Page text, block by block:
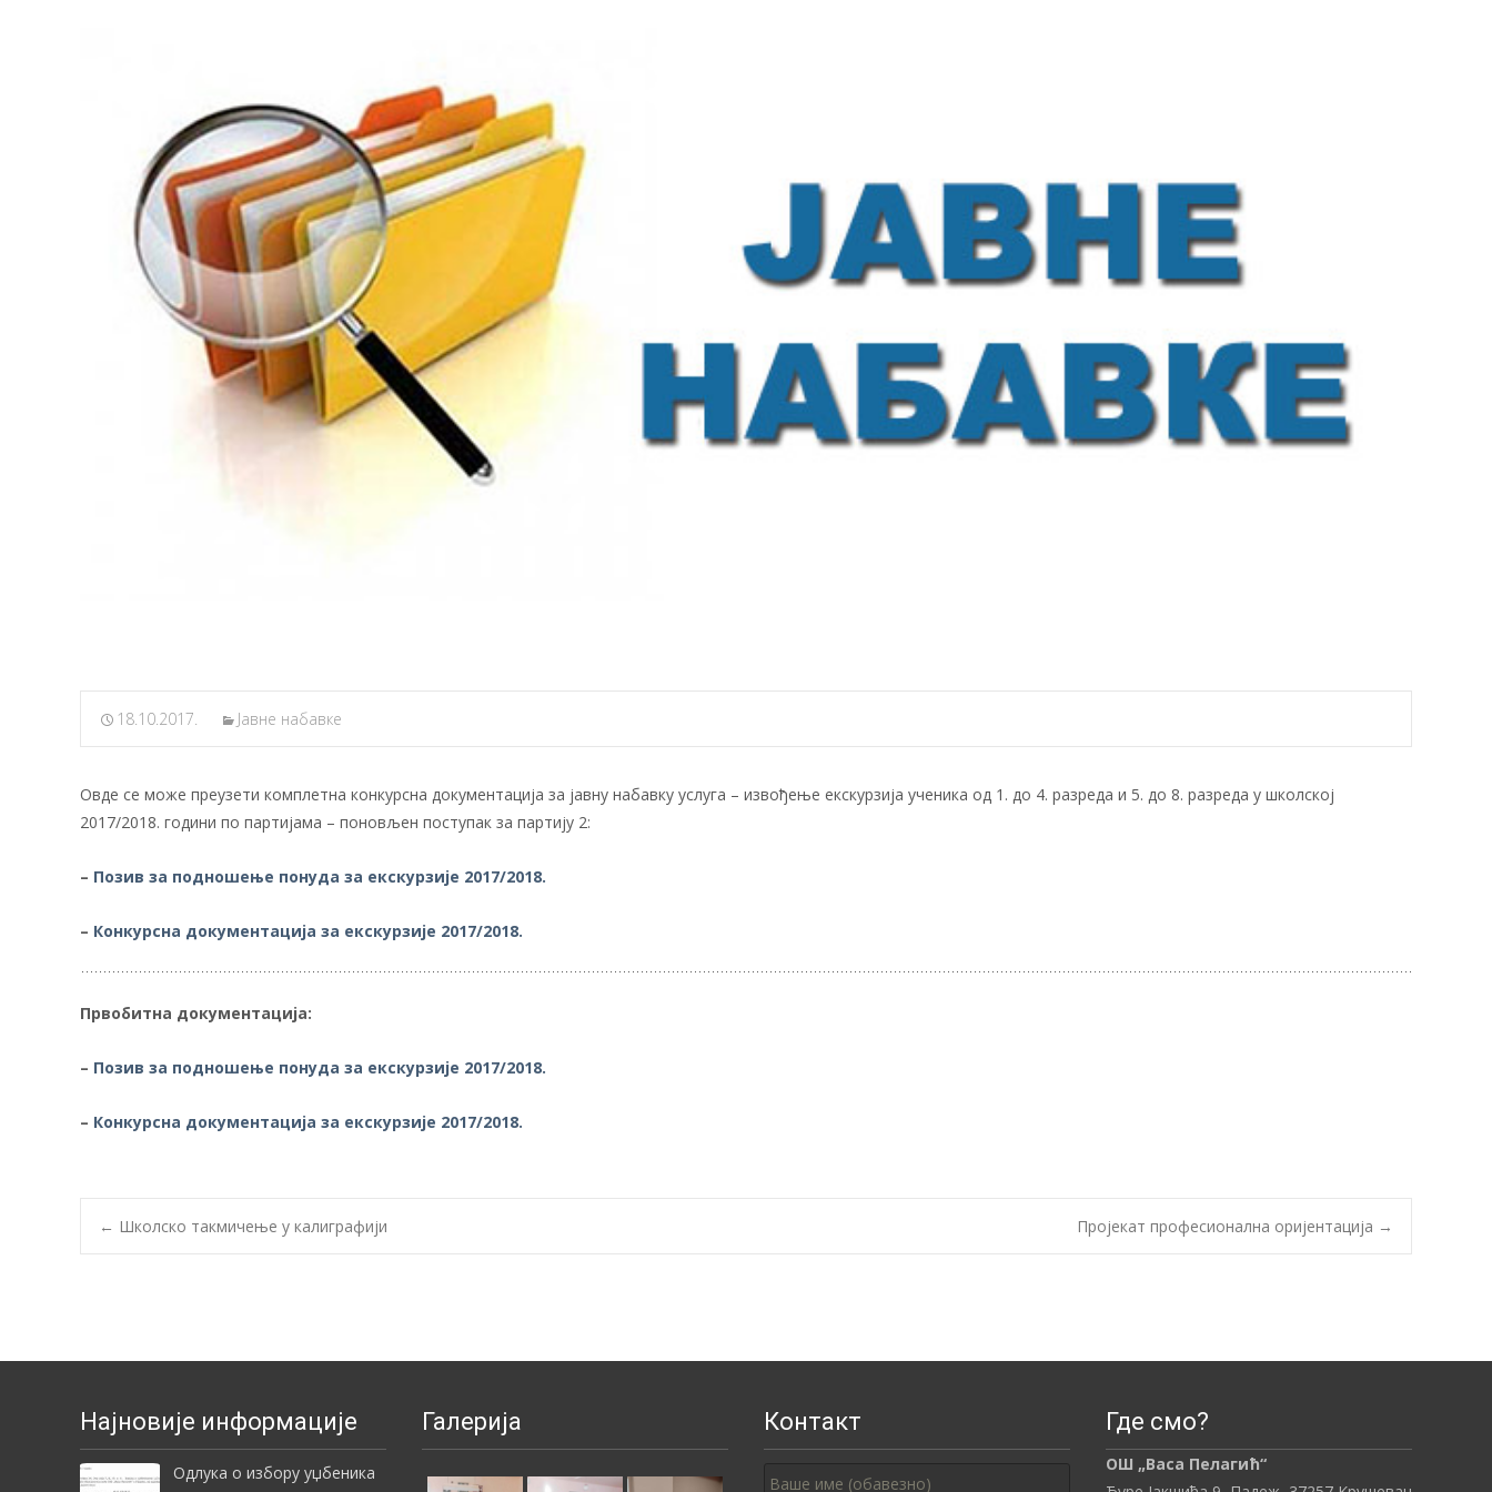
18.10.2017. Јавне набавке
Овде се може преузети комплетна конкурсна документација за јавну набавку услуга – извођење екскурзија ученика од 1. до 4. разреда и 5. до 8. разреда у школској
2017/2018. години по партијама – поновљен поступак за партију 2:
– Позив за подношење понуда за екскурзије 2017/2018.
– Конкурсна документација за екскурзије 2017/2018.
Првобитна документација:
– Позив за подношење понуда за екскурзије 2017/2018.
– Конкурсна документација за екскурзије 2017/2018.
Post
← Школско такмичење у калиграфији Пројекат професионална оријентација →
Најновије информације
Одлука о избору уџбеника
Галерија Контакт Где смо?
ОШ „Васа Пелагић“